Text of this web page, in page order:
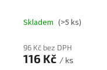
Skladem (>5 ks)
96 Kč bez DPH
116 Kč / ks